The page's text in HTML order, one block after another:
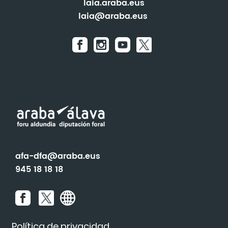
laia.araba.eus
laia@araba.eus
afa-dfa@araba.eus
945 18 18 18